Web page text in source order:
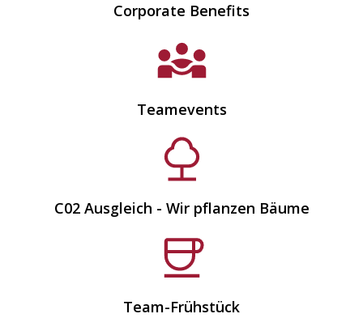
Corporate Benefits
Teamevents
C02 Ausgleich - Wir pflanzen Bäume
Team-Frühstück